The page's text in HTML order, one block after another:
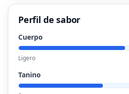
Perfil de sabor
Cuerpo
Ligero
Tanino